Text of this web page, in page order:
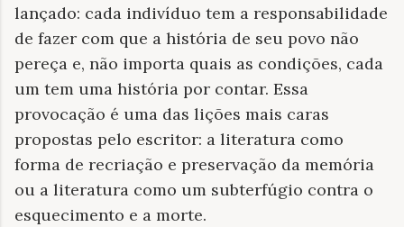
lançado: cada indivíduo tem a responsabilidade
de fazer com que a história de seu povo não
pereça e, não importa quais as condições, cada
um tem uma história por contar. Essa
provocação é uma das lições mais caras
propostas pelo escritor: a literatura como
forma de recriação e preservação da memória
ou a literatura como um subterfúgio contra o
esquecimento e a morte.